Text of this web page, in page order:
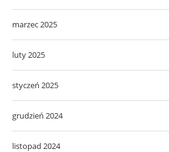
marzec 2025
luty 2025
styczeń 2025
grudzień 2024
listopad 2024